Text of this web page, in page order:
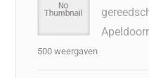
500 weergaven